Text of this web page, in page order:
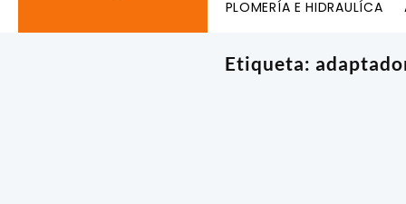
PLOMERÍA E HIDRAULÍCA
Etiqueta: